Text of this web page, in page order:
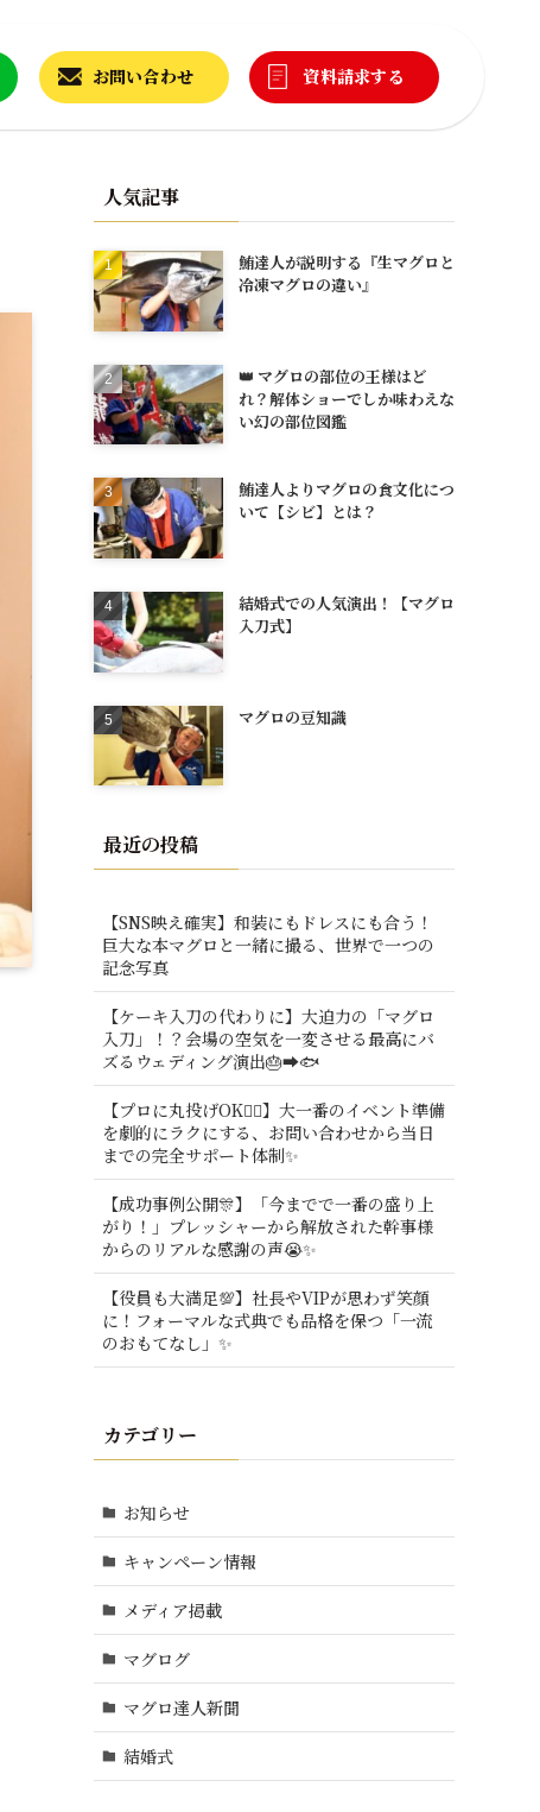
お問い合わせ 資料請求する
人気記事
鮪達人が説明する『生マグロと
冷凍マグロの違い』
👑 マグロの部位の王様はど
れ？解体ショーでしか味わえな
い幻の部位図鑑
鮪達人よりマグロの食文化につ
いて【シビ】とは？
結婚式での人気演出！【マグロ
入刀式】
マグロの豆知識
最近の投稿
【SNS映え確実】和装にもドレスにも合う！
巨大な本マグロと一緒に撮る、世界で一つの
記念写真
【ケーキ入刀の代わりに】大迫力の「マグロ
入刀」！？会場の空気を一変させる最高にバ
ズるウェディング演出🎂➡️🐟
【プロに丸投げOK🙆‍♂️】大一番のイベント準備
を劇的にラクにする、お問い合わせから当日
までの完全サポート体制✨
【成功事例公開🎊】「今までで一番の盛り上
がり！」プレッシャーから解放された幹事様
からのリアルな感謝の声😭✨
【役員も大満足💯】社長やVIPが思わず笑顔
に！フォーマルな式典でも品格を保つ「一流
のおもてなし」✨
カテゴリー
お知らせ
キャンペーン情報
メディア掲載
マグログ
マグロ達人新聞
結婚式